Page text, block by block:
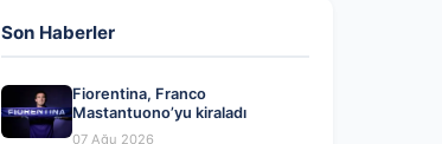
Son Haberler
Fiorentina, Franco
Mastantuono’yu kiraladı
07 Ağu 2026